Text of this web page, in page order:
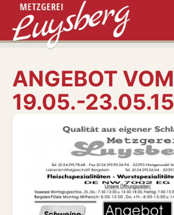
ANGEBOT VOM
19.05.-23.05.15